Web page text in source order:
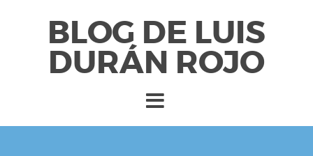
BLOG DE LUIS
DURÁN ROJO